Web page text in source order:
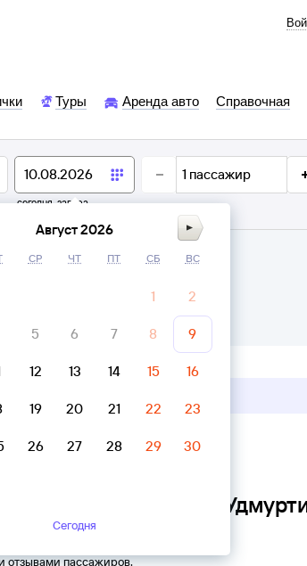
Туры Аренда авто Справочная
сегодня, завтра
1 пассажир
билет в личном кабинете
Республика
отзывами пассажиров.
Август 2026
СР ЧТ ПТ СБ ВС
1 2
5 6 7 8 9
12 13 14 15 16
19 20 21 22 23
26 27 28 29 30
Сегодня